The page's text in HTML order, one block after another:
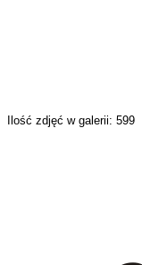
Ilość zdjęć w galerii: 599